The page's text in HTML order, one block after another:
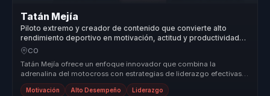
Tatán Mejía
Piloto extremo y creador de contenido que convierte alto
rendimiento deportivo en motivación, actitud y productividad
para líderes y equipos.
CO
Tatán Mejía ofrece un enfoque innovador que combina la
adrenalina del motocross con estrategias de liderazgo efectivas.
Su capacidad para...
Motivación Alto Desempeño Liderazgo